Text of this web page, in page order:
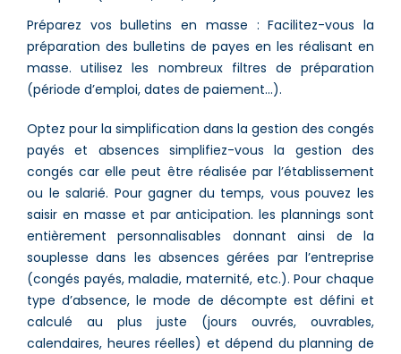
Préparez vos bulletins en masse : Facilitez-vous la
préparation des bulletins de payes en les réalisant en
masse. utilisez les nombreux filtres de préparation
(période d’emploi, dates de paiement…).
Optez pour la simplification dans la gestion des congés
payés et absences simplifiez-vous la gestion des
congés car elle peut être réalisée par l’établissement
ou le salarié. Pour gagner du temps, vous pouvez les
saisir en masse et par anticipation. les plannings sont
entièrement personnalisables donnant ainsi de la
souplesse dans les absences gérées par l’entreprise
(congés payés, maladie, maternité, etc.). Pour chaque
type d’absence, le mode de décompte est défini et
calculé au plus juste (jours ouvrés, ouvrables,
calendaires, heures réelles) et dépend du planning de